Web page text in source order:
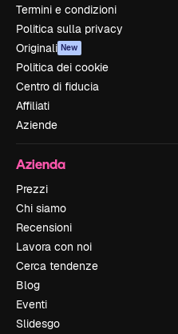
Termini e condizioni
Politica sulla privacy
Originali New
Politica dei cookie
Centro di fiducia
Affiliati
Aziende
Azienda
Prezzi
Chi siamo
Recensioni
Lavora con noi
Cerca tendenze
Blog
Eventi
Slidesgo